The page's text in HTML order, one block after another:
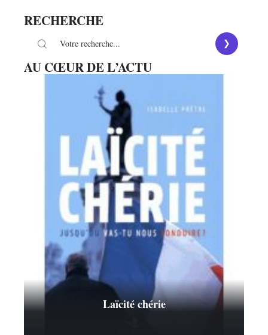
RECHERCHE
AU CŒUR DE L’ACTU
Laïcité chérie